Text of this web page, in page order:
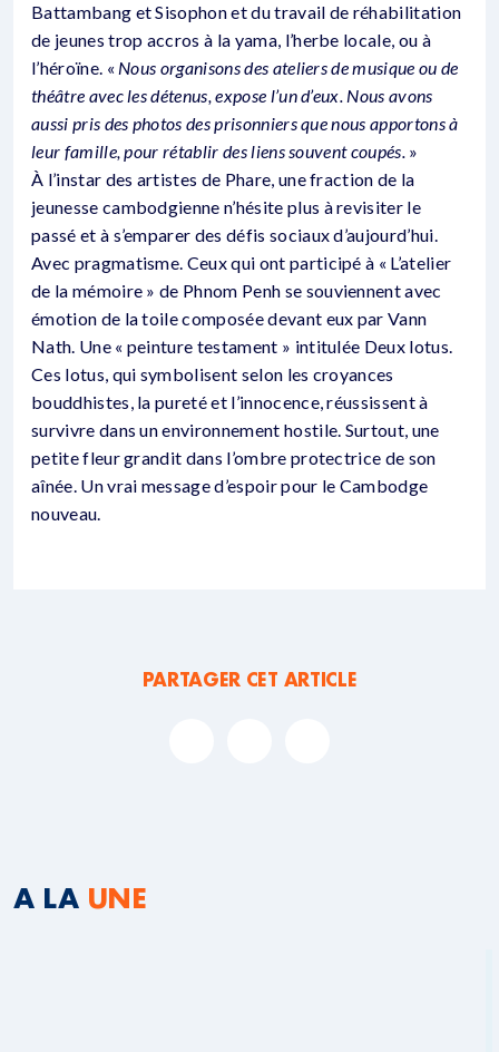
Battambang et Sisophon et du travail de réhabilitation
de jeunes trop accros à la yama, l’herbe locale, ou à
l’héroïne. « Nous organisons des ateliers de musique ou de
théâtre avec les détenus, expose l’un d’eux. Nous avons
aussi pris des photos des prisonniers que nous apportons à
leur famille, pour rétablir des liens souvent coupés.»
À l’instar des artistes de Phare, une fraction de la
jeunesse cambodgienne n’hésite plus à revisiter le
passé et à s’emparer des défis sociaux d’aujourd’hui.
Avec pragmatisme. Ceux qui ont participé à « L’atelier
de la mémoire » de Phnom Penh se souviennent avec
émotion de la toile composée devant eux par Vann
Nath. Une « peinture testament » intitulée Deux lotus.
Ces lotus, qui symbolisent selon les croyances
bouddhistes, la pureté et l’innocence, réussissent à
survivre dans un environnement hostile. Surtout, une
petite fleur grandit dans l’ombre protectrice de son
aînée. Un vrai message d’espoir pour le Cambodge
nouveau.
PARTAGER CET ARTICLE
A LA UNE